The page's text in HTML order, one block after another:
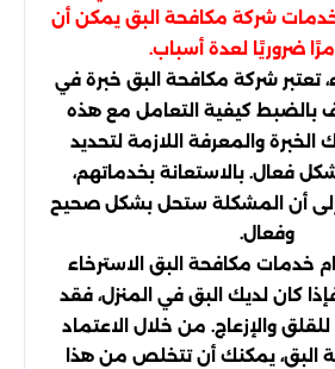
شركة مكافحة البق يمكن أن
ضروريًا لعدة أسباب.
تعتبر شركة مكافحة البق خبرة في
بالضبط كيفية التعامل مع هذه
الخبرة والمعرفة اللازمة لتحديد
فعال. بالاستعانة بخدماتهم،
أن المشكلة ستحل بشكل صحيح
وفعال.
خدمات مكافحة البق الاسترخاء
كان لديك البق في المنزل، فقد
والإزعاج. من خلال الاعتماد
البق، يمكنك أن تتخلص من هذا